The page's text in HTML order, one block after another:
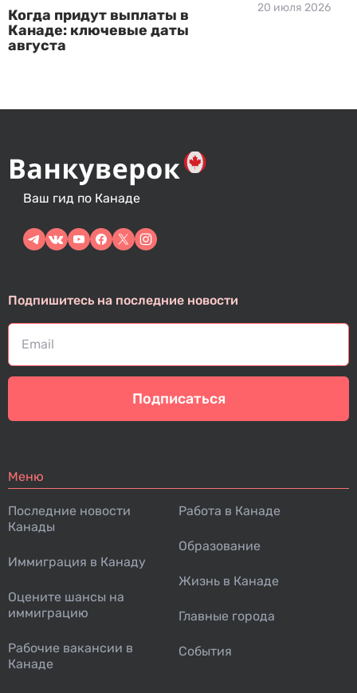
Когда придут выплаты в
Канаде: ключевые даты
августа
20 июля 2026
Ваш гид по Канаде
Подпишитесь на последние новости
Подписаться
Меню
Последние новости
Канады
Иммиграция в Канаду
Оцените шансы на
иммиграцию
Рабочие вакансии в
Канаде
Работа в Канаде
Образование
Жизнь в Канаде
Главные города
События